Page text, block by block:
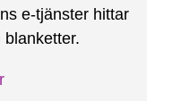
e-tjänster hittar